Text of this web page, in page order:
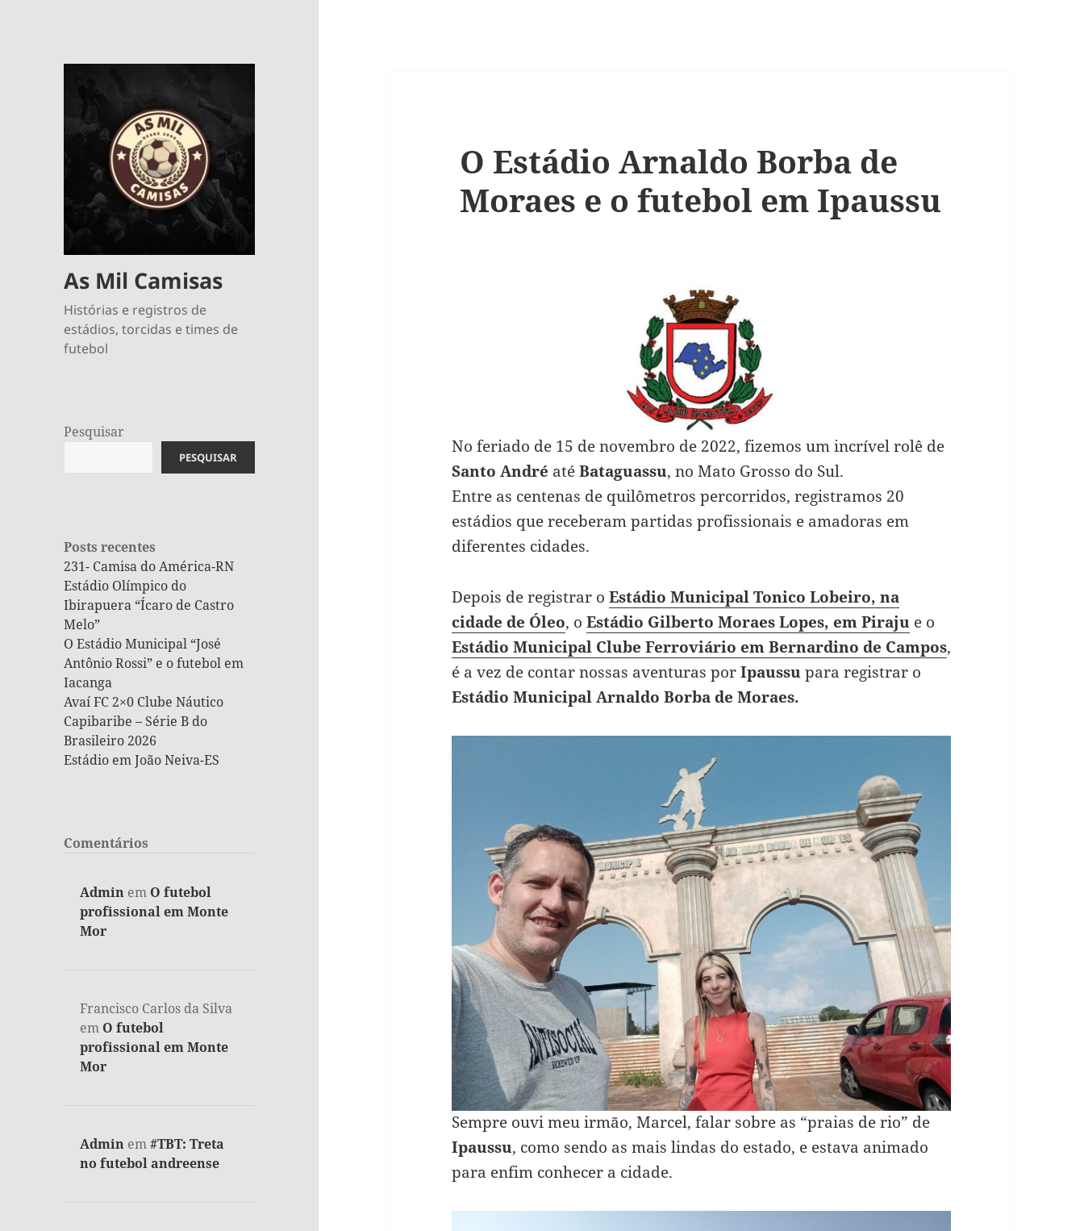
As Mil Camisas
Histórias e registros de
estádios, torcidas e times de
futebol
Pesquisar
PESQUISAR
Posts recentes
231- Camisa do América-RN
Estádio Olímpico do
Ibirapuera “Ícaro de Castro
Melo”
O Estádio Municipal “José
Antônio Rossi” e o futebol em
Iacanga
Avaí FC 2×0 Clube Náutico
Capibaribe – Série B do
Brasileiro 2026
Estádio em João Neiva-ES
Comentários
Admin em O futebol
profissional em Monte
Mor
Francisco Carlos da Silva
em O futebol
profissional em Monte
Mor
Admin em#TBT: Treta
no futebol andreense
O Estádio Arnaldo Borba de
Moraes e o futebol em Ipaussu
No feriado de 15 de novembro de 2022, fizemos um incrível rolê de
Santo André atéBataguassu, no Mato Grosso do Sul.
Entre as centenas de quilômetros percorridos, registramos 20
estádios que receberam partidas profissionais e amadoras em
diferentes cidades.
Depois de registrar oEstádio Municipal Tonico Lobeiro, na
cidade de Óleo, oEstádio Gilberto Moraes Lopes, em Piraju e o
Estádio Municipal Clube Ferroviário em Bernardino de Campos,
é a vez de contar nossas aventuras porIpaussupara registrar o
Estádio Municipal Arnaldo Borba de Moraes.
Sempre ouvi meu irmão, Marcel, falar sobre as “praias de rio” de
Ipaussu, como sendo as mais lindas do estado, e estava animado
para enfim conhecer a cidade.